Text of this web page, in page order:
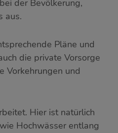
der Bevölkerung,
aus.
Pläne und
die private Vorsorge
Vorkehrungen und
Hier ist natürlich
Hochwässer entlang